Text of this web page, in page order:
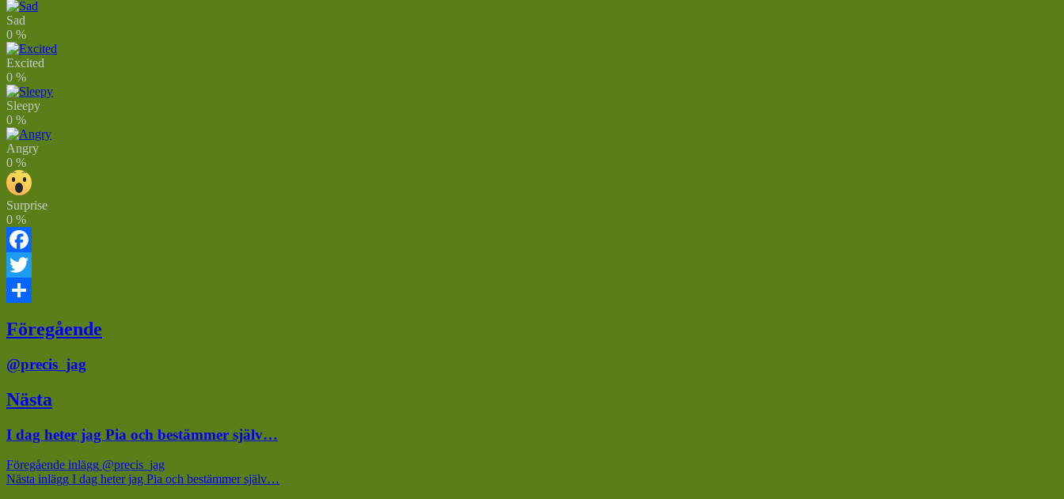
Sad
0 %
Excited
0 %
Sleepy
0 %
Angry
0 %
Surprise
0 %
Facebook
Twitter
Inläggsnavigering
Föregående
Föregående
inlägg:
@precis_jag
Nästa
Nästa
inlägg:
I dag heter jag Pia och bestämmer själv…
Föregående inlägg @precis_jag
Nästa inlägg I dag heter jag Pia och bestämmer själv…